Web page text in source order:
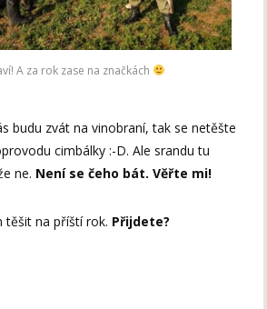
A za rok zase na značkách
budu zvát na vinobraní, tak se netěšte
cimbálky :-D. Ale srandu tu
ne. Není se čeho bát. Věřte mi!
těšit na příští rok. Přijdete?